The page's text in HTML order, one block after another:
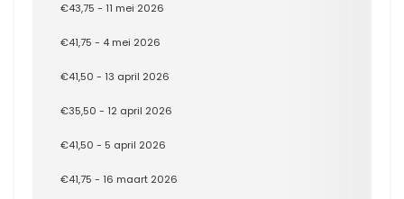
€43,75 - 11 mei 2026
€41,75 - 4 mei 2026
€41,50 - 13 april 2026
€35,50 - 12 april 2026
€41,50 - 5 april 2026
€41,75 - 16 maart 2026